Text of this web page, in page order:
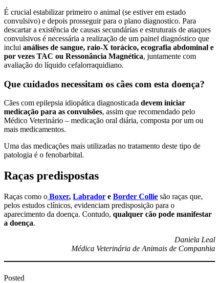
É crucial estabilizar primeiro o animal (se estiver em estado
convulsivo) e depois prosseguir para o plano diagnostico. Para
descartar a existência de causas secundárias e estruturais de ataques
convulsivos é necessária a realização de um painel diagnóstico que
inclui análises de sangue, raio-X torácico, ecografia abdominal e
por vezes TAC ou Ressonância Magnética, juntamente com
avaliação do líquido cefalorraquidiano.
Que cuidados necessitam os cães com esta doença?
Cães com epilepsia idiopática diagnosticada devem iniciar
medicação para as convulsões, assim que recomendado pelo
Médico Veterinário – medicação oral diária, composta por um ou
mais medicamentos.
Uma das medicações mais utilizadas no tratamento deste tipo de
patologia é o fenobarbital.
Raças predispostas
Raças como o Boxer, Labrador e Border Collie são raças que,
pelos estudos clínicos, evidenciam predisposição para o
aparecimento da doença. Contudo, qualquer cão pode manifestar
a doença.
Daniela Leal
Médica Veterinária de Animais de Companhia
Posted